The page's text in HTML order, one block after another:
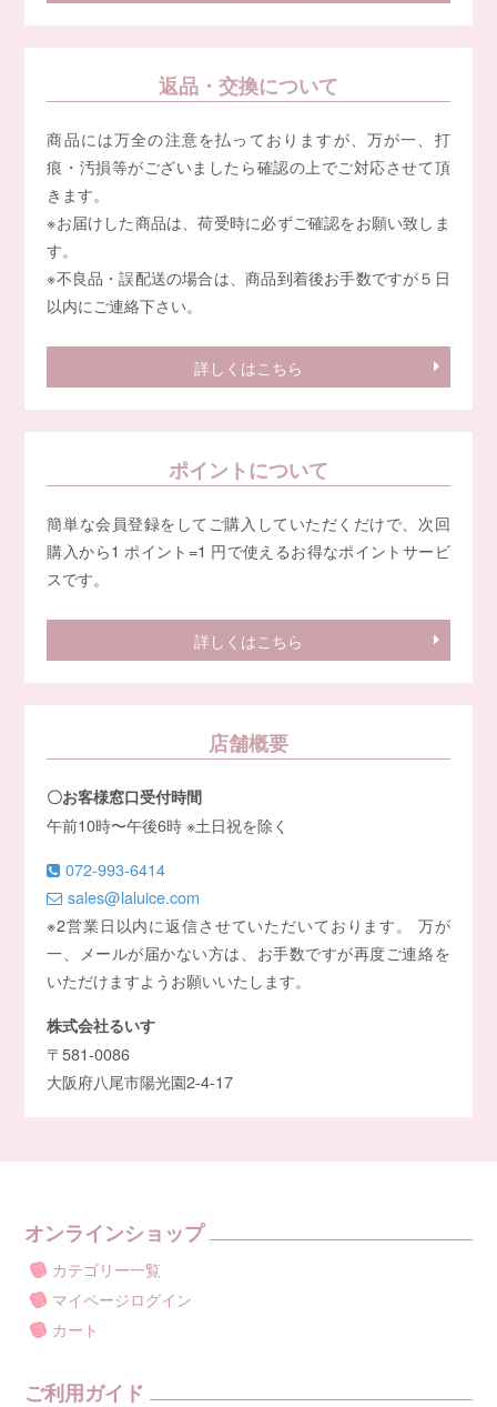
返品・交換について
商品には万全の注意を払っておりますが、万が一、打
痕・汚損等がございましたら確認の上でご対応させて頂
きます。
※お届けした商品は、荷受時に必ずご確認をお願い致しま
す。
※不良品・誤配送の場合は、商品到着後お手数ですが５日
以内にご連絡下さい。
詳しくはこちら
ポイントについて
簡単な会員登録をしてご購入していただくだけで、次回
購入から1 ポイント=1 円で使えるお得なポイントサービ
スです。
詳しくはこちら
店舗概要
〇お客様窓口受付時間
午前10時〜午後6時 ※土日祝を除く
072-993-6414
sales@laluice.com
※2営業日以内に返信させていただいております。 万が
一、メールが届かない方は、お手数ですが再度ご連絡を
いただけますようお願いいたします。
株式会社るいす
〒581-0086
大阪府八尾市陽光園2-4-17
オンラインショップ
カテゴリー一覧
マイページログイン
カート
ご利用ガイド